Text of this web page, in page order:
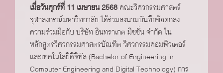
เมื่อวันศุกร์ที่ 11 เมษายน 2568คณะวิศวกรรมศาสตร์
จุฬาลงกรณ์มหาวิทยาลัย ได้ร่วมลงนามบันทึกข้อตกลง
ความร่วมมือกับ บริษัท อินทราเกต มิชชั่น จำกัด ใน
หลักสูตรวิศวกรรมศาสตรบัณฑิต วิศวกรรมคอมพิวเตอร์
และเทคโนโลยีดิจิทัล (Bachelor of Engineering in
Computer Engineering and Digital Technology) การ